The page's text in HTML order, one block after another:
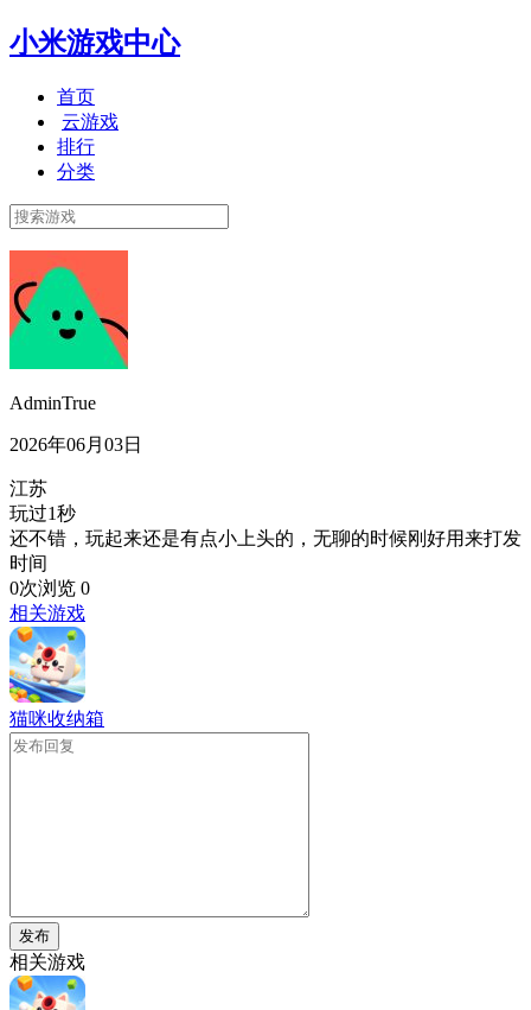
小米游戏中心
首页
云游戏
排行
分类
AdminTrue
2026年06月03日
江苏
玩过1秒
还不错，玩起来还是有点小上头的，无聊的时候刚好用来打发
时间
0次浏览 0
相关游戏
猫咪收纳箱
发布
相关游戏